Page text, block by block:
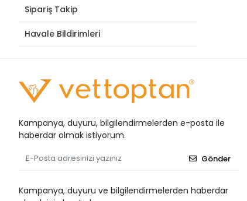
Sipariş Takip
Havale Bildirimleri
Kampanya, duyuru, bilgilendirmelerden e-posta ile
haberdar olmak istiyorum.
Gönder
Kampanya, duyuru ve bilgilendirmelerden haberdar